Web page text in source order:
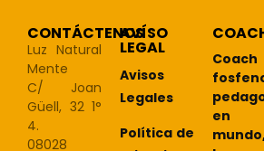
CONTÁCTENOS
Luz Natural
Mente
C/ Joan
Güell, 32 1°
4.
08028
AVÍSO
LEGAL
Avisos
Legales
Política de
Coach
en